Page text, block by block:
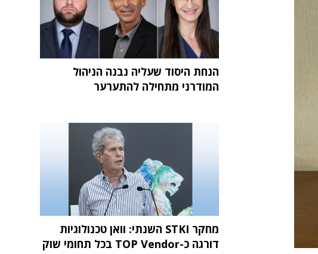
הנחת היסוד שעליה נבנה הניהול
המודרני מתחילה להתערער
מחקר STKI השנתי: וואן טכנולוגיות
דורגה כ-TOP Vendor בכל תחומי שוק